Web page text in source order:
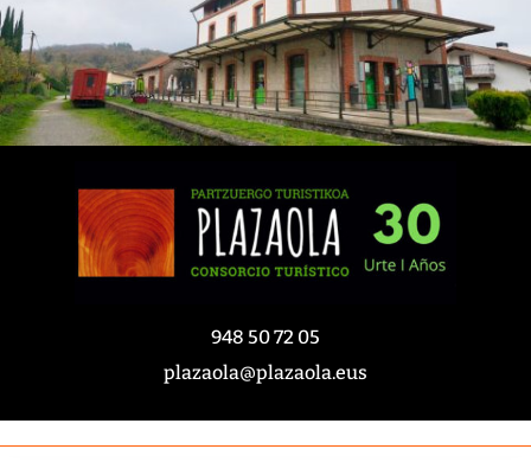
948 50 72 05
plazaola@plazaola.eus